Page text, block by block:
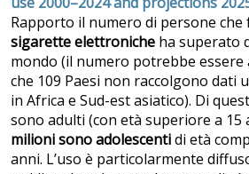
Rapporto il numero di persone che
sigarette elettroniche ha superato
mondo (il numero potrebbe
che 109 Paesi non raccolgono dati
in Africa e Sud-est asiatico). Di
sono adulti (con età superiore a 15
milioni sono adolescentidi età
anni. L’uso è particolarmente